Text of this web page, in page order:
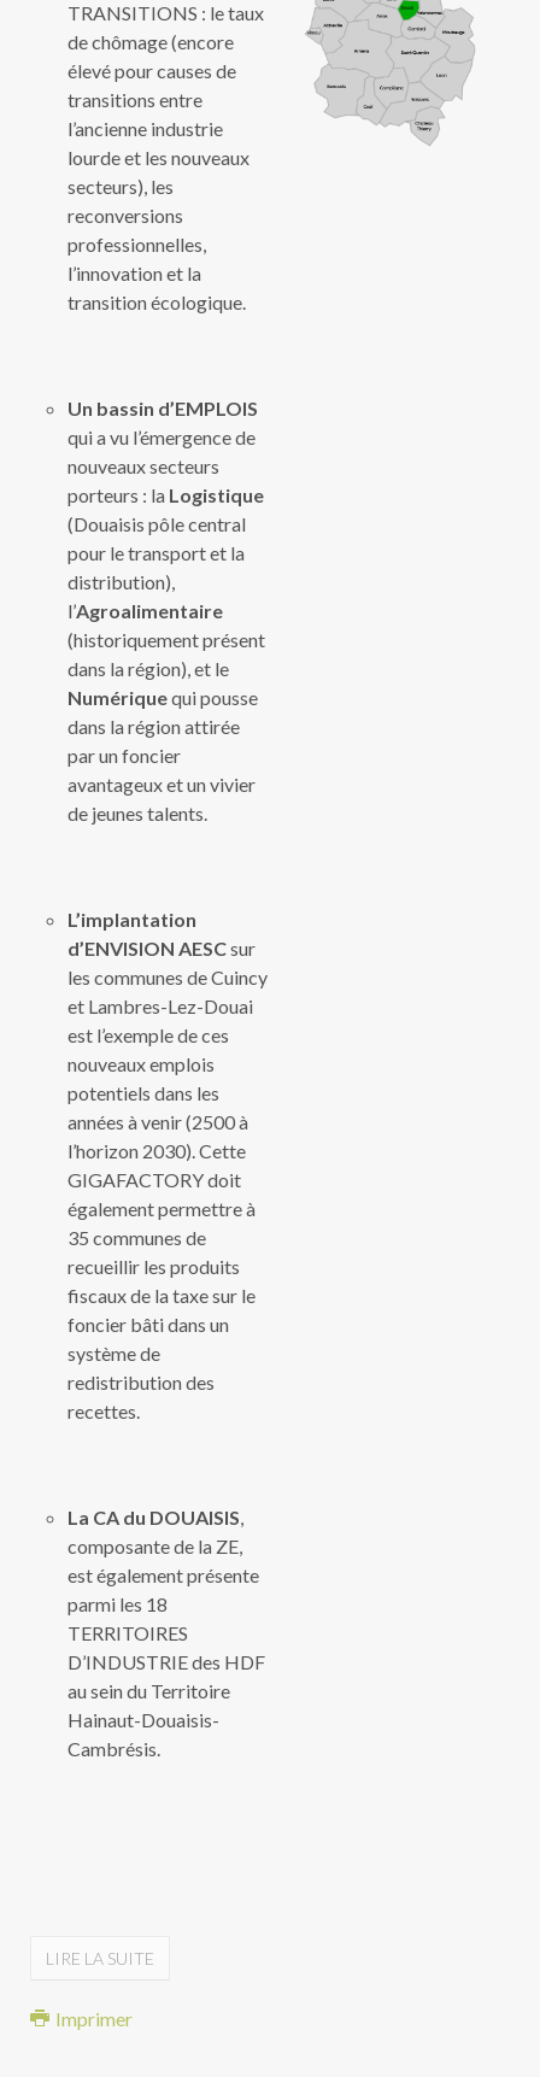
TRANSITIONS : le taux
de chômage (encore
élevé pour causes de
transitions entre
l’ancienne industrie
lourde et les nouveaux
secteurs), les
reconversions
professionnelles,
l’innovation et la
transition écologique.
Un bassin d’EMPLOIS
qui a vu l’émergence de
nouveaux secteurs
porteurs : la Logistique
(Douaisis pôle central
pour le transport et la
distribution),
l’Agroalimentaire
(historiquement présent
dans la région), et le
Numériquequi pousse
dans la région attirée
par un foncier
avantageux et un vivier
de jeunes talents.
L’implantation
d’ENVISION AESCsur
les communes de Cuincy
et Lambres-Lez-Douai
est l’exemple de ces
nouveaux emplois
potentiels dans les
années à venir (2500 à
l’horizon 2030). Cette
GIGAFACTORY doit
également permettre à
35 communes de
recueillir les produits
fiscaux de la taxe sur le
foncier bâti dans un
système de
redistribution des
recettes.
La CA du DOUAISIS,
composante de la ZE,
est également présente
parmi les 18
TERRITOIRES
D’INDUSTRIE des HDF
au sein du Territoire
Hainaut-Douaisis-
Cambrésis.
LIRE LA SUITE
Imprimer